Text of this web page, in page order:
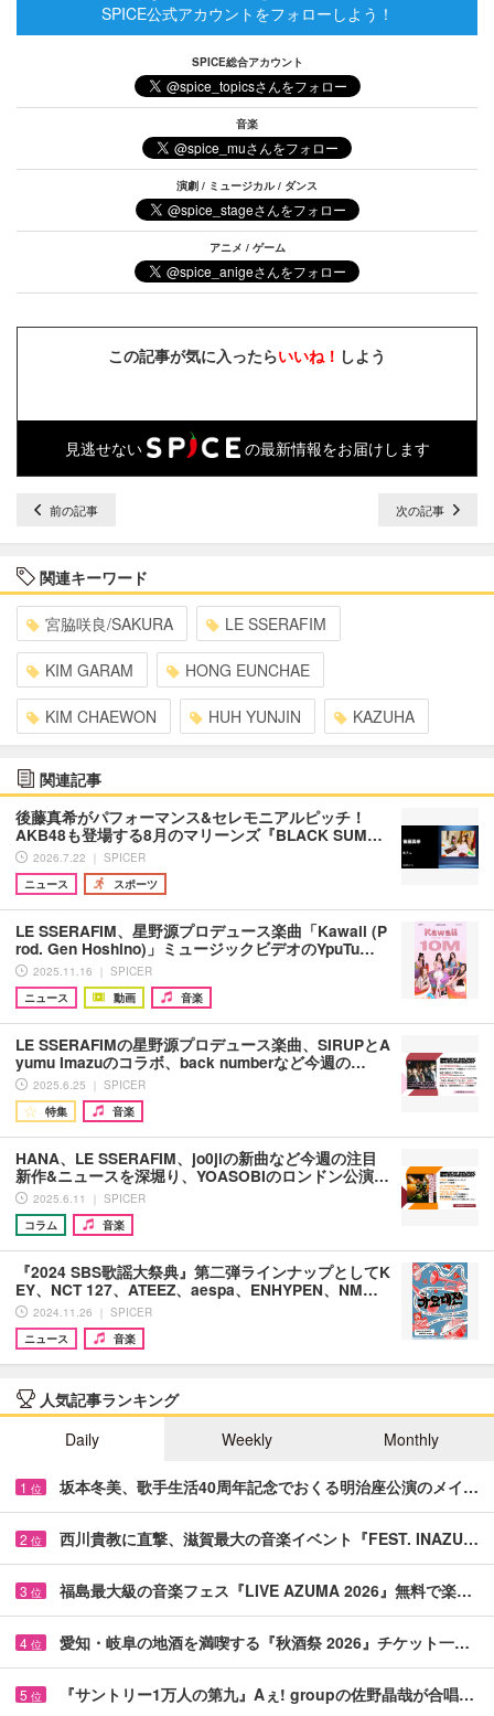
SPICE公式アカウントをフォローしよう！
SPICE総合アカウント
音楽
演劇 / ミュージカル / ダンス
アニメ / ゲーム
この記事が気に入ったらいいね！ しよう
見逃せない の最新情報をお届けします
前の記事 次の記事
関連キーワード
宮脇咲良/SAKURA LE SSERAFIM
KIM GARAM HONG EUNCHAE
KIM CHAEWON HUH YUNJIN KAZUHA
関連記事
後藤真希がパフォーマンス&セレモニアルピッチ！
AKB48も登場する8月のマリーンズ『BLACK SUM…
2026.7.22 ｜ SPICER
ニュース
スポーツ
LE SSERAFIM、星野源プロデュース楽曲「Kawaii (P
rod. Gen Hoshino)」ミュージックビデオのYpuTu…
2025.11.16 ｜ SPICER
ニュース
動画 音楽
LE SSERAFIMの星野源プロデュース楽曲、SIRUPとA
yumu Imazuのコラボ、back numberなど今週の…
2025.6.25 ｜ SPICER
特集
音楽
HANA、LE SSERAFIM、jo0jiの新曲など今週の注目
新作&ニュースを深堀り、YOASOBIのロンドン公演…
2025.6.11 ｜ SPICER
コラム
音楽
『2024 SBS歌謡大祭典』第二弾ラインナップとしてK
EY、NCT 127、ATEEZ、aespa、ENHYPEN、NM…
2024.11.26 ｜ SPICER
ニュース
音楽
人気記事ランキング
Daily
Weekly Monthly
1 位 坂本冬美、歌手生活40周年記念でおくる明治座公演のメイ…
2 位 西川貴教に直撃、滋賀最大の音楽イベント『FEST. INAZU…
3 位 福島最大級の音楽フェス『LIVE AZUMA 2026』無料で楽…
4 位 愛知・岐阜の地酒を満喫する『秋酒祭 2026』チケット一…
5 位 『サントリー1万人の第九』Aぇ! groupの佐野晶哉が合唱…